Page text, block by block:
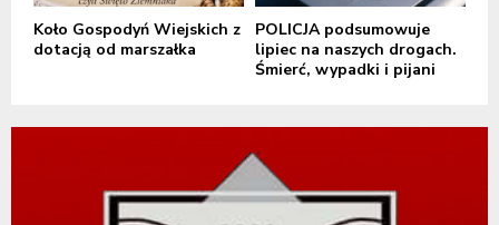
Koło Gospodyń Wiejskich z
dotacją od marszałka
POLICJA podsumowuje
lipiec na naszych drogach.
Śmierć, wypadki i pijani